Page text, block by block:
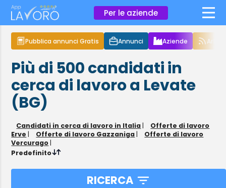
Per le aziende ×
Pubblica annunci Gratis Annunci Aziende
Più di 500candidati in
cerca di lavoroa Levate
(BG)
Candidati in cerca di lavoro in Italia |
Offerte di lavoro
Erve | Offerte di lavoro Gazzaniga |
Offerte di lavoro
Vercurago |
Predefinito
RICERCA